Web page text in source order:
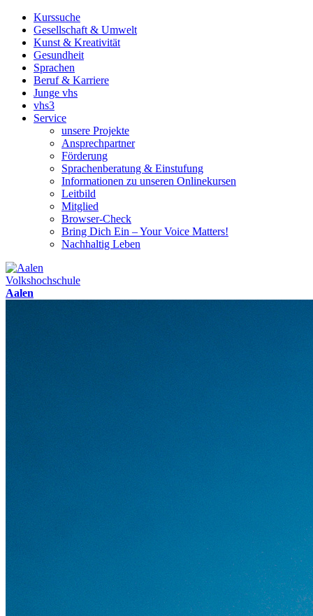
Kurssuche
Gesellschaft & Umwelt
Kunst & Kreativität
Gesundheit
Sprachen
Beruf & Karriere
Junge vhs
vhs3
Service
unsere Projekte
Ansprechpartner
Förderung
Sprachenberatung & Einstufung
Informationen zu unseren Onlinekursen
Leitbild
Mitglied
Browser-Check
Bring Dich Ein – Your Voice Matters!
Nachhaltig Leben
Volkshochschule
Aalen